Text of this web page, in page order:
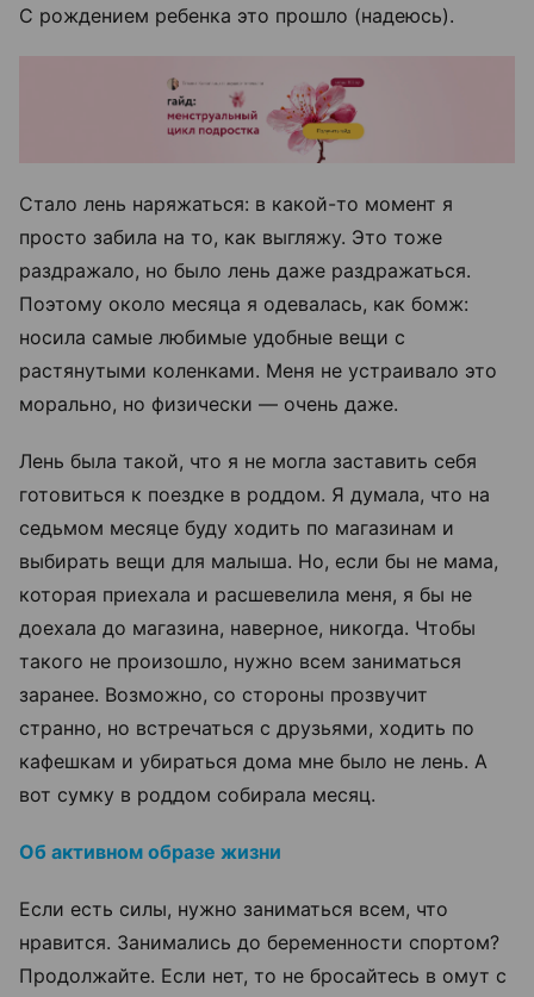
С рождением ребенка это прошло (надеюсь).
Стало лень наряжаться: в какой-то момент я
просто забила на то, как выгляжу. Это тоже
раздражало, но было лень даже раздражаться.
Поэтому около месяца я одевалась, как бомж:
носила самые любимые удобные вещи с
растянутыми коленками. Меня не устраивало это
морально, но физически — очень даже.
Лень была такой, что я не могла заставить себя
готовиться к поездке в роддом. Я думала, что на
седьмом месяце буду ходить по магазинам и
выбирать вещи для малыша. Но, если бы не мама,
которая приехала и расшевелила меня, я бы не
доехала до магазина, наверное, никогда. Чтобы
такого не произошло, нужно всем заниматься
заранее. Возможно, со стороны прозвучит
странно, но встречаться с друзьями, ходить по
кафешкам и убираться дома мне было не лень. А
вот сумку в роддом собирала месяц.
Об активном образе жизни
Если есть силы, нужно заниматься всем, что
нравится. Занимались до беременности спортом?
Продолжайте. Если нет, то не бросайтесь в омут с